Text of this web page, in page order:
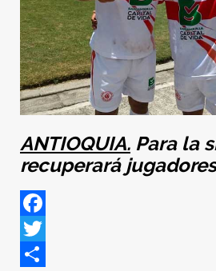
ANTIOQUIA. Para la
recuperará
Facebook
Twitter